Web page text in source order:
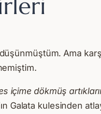
Ama
içime dökmüş
Galata kulesinden